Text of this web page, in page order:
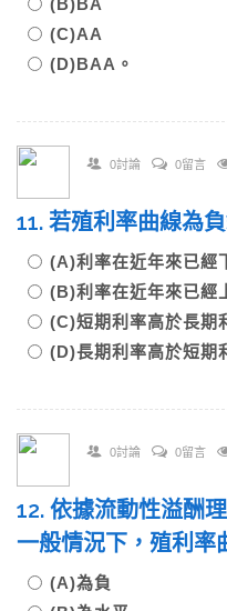
(B)BA
(C)AA
(D)BAA。
0討論 0留言
11. 若殖利率曲線為
(A)利率在近年來已
(B)利率在近年來已
(C)短期利率高於長
(D)長期利率高於短期
0討論 0留言
12. 依據流動性溢酬
一般情況下，殖利
(A)為負